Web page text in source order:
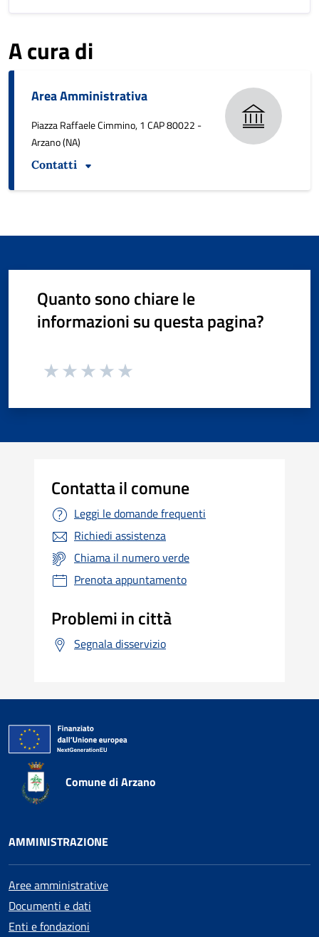
A cura di
Area Amministrativa
Piazza Raffaele Cimmino, 1 CAP 80022 -
Arzano (NA)
Contatti
Quanto sono chiare le
informazioni su questa pagina?
Contatta il comune
Leggi le domande frequenti
Richiedi assistenza
Chiama il numero verde
Prenota appuntamento
Problemi in città
Segnala disservizio
Comune di Arzano
AMMINISTRAZIONE
Aree amministrative
Documenti e dati
Enti e fondazioni